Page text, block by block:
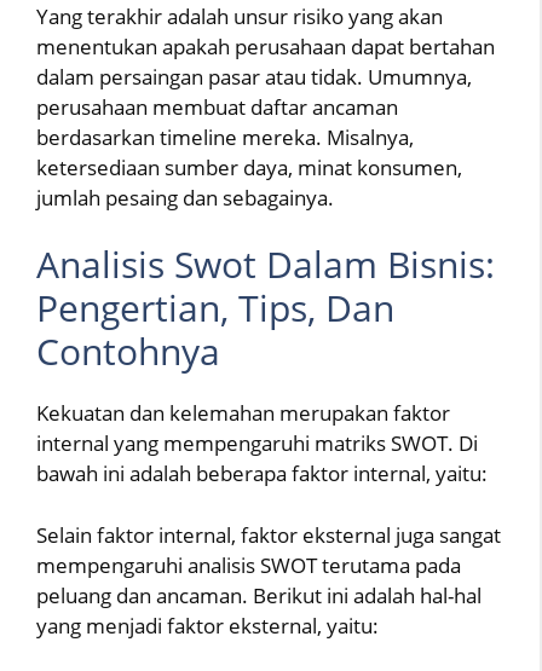
Yang terakhir adalah unsur risiko yang akan
menentukan apakah perusahaan dapat bertahan
dalam persaingan pasar atau tidak. Umumnya,
perusahaan membuat daftar ancaman
berdasarkan timeline mereka. Misalnya,
ketersediaan sumber daya, minat konsumen,
jumlah pesaing dan sebagainya.
Analisis Swot Dalam Bisnis:
Pengertian, Tips, Dan
Contohnya
Kekuatan dan kelemahan merupakan faktor
internal yang mempengaruhi matriks SWOT. Di
bawah ini adalah beberapa faktor internal, yaitu:
Selain faktor internal, faktor eksternal juga sangat
mempengaruhi analisis SWOT terutama pada
peluang dan ancaman. Berikut ini adalah hal-hal
yang menjadi faktor eksternal, yaitu: